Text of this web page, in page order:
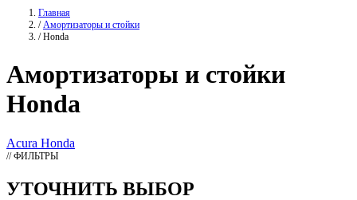
Главная
/ Амортизаторы и стойки
/ Honda
Амортизаторы и стойки
Honda
Acura Honda
// ФИЛЬТРЫ
УТОЧНИТЬ ВЫБОР